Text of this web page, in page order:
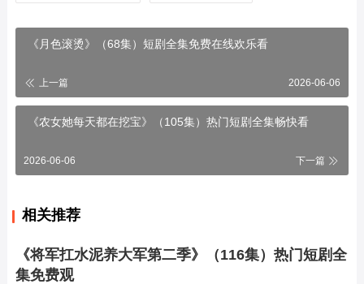
《月色滚烫》（68集）短剧全集免费在线欢乐看
上一篇 2026-06-06
《农女她每天都在挖宝》（105集）热门短剧全集畅快看
2026-06-06 下一篇
相关推荐
《将军扛水泥养大军第二季》（116集）热门短剧全
集免费观